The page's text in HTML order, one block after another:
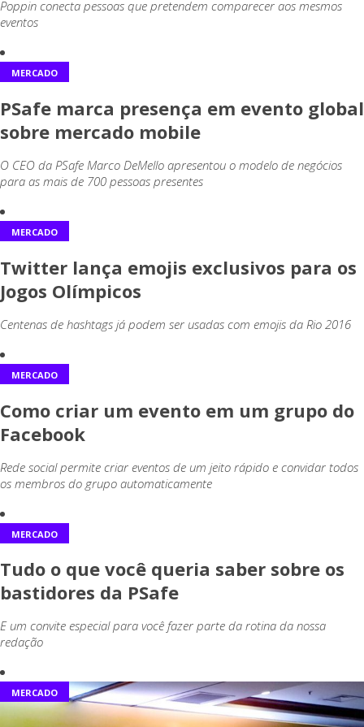
Poppin conecta pessoas que pretendem comparecer aos mesmos
eventos
MERCADO
PSafe marca presença em evento global
sobre mercado mobile
O CEO da PSafe Marco DeMello apresentou o modelo de negócios
para as mais de 700 pessoas presentes
MERCADO
Twitter lança emojis exclusivos para os
Jogos Olímpicos
Centenas de hashtags já podem ser usadas com emojis da Rio 2016
MERCADO
Como criar um evento em um grupo do
Facebook
Rede social permite criar eventos de um jeito rápido e convidar todos
os membros do grupo automaticamente
MERCADO
Tudo o que você queria saber sobre os
bastidores da PSafe
E um convite especial para você fazer parte da rotina da nossa
redação
MERCADO